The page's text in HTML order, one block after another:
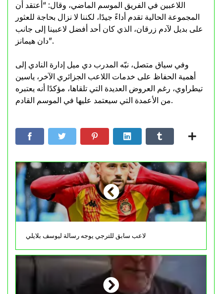
اللاعبين في الفريق الموسم الماضي، وقال: “أعتقد أن
المجموعة الحالية تقدم أداءً جيدًا، لكننا لا نزال بحاجة للعثور
على بديل لآدم زرقان، الذي كان أحد أفضل لاعبينا إلى جانب
دان هيمانز”.
وفي سياق متصل، نبّه المدرب دي ميل إدارة النادي إلى
أهمية الحفاظ على خدمات اللاعب الجزائري الآخر، ياسين
تيطراوي، رغم العروض العديدة التي تلقاها، مؤكدًا أنه يعتبره
من الأعمدة التي سيعتمد عليها في الموسم القادم.
لاعب سابق للترجي يوجه رسالة ليوسف بلايلي